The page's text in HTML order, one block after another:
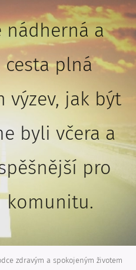
nádherná a
plná
výzev, jak být
byli včera a
pro
komunitu.
zdravým a spokojeným životem